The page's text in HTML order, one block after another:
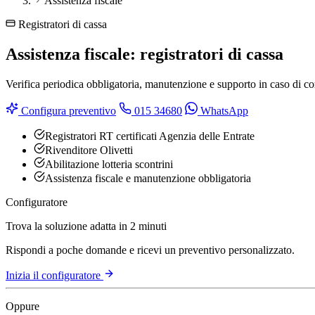
Registratori di cassa
Assistenza fiscale: registratori di cassa
Verifica periodica obbligatoria, manutenzione e supporto in caso di
Configura preventivo 015 34680 WhatsApp
Registratori RT certificati Agenzia delle Entrate
Rivenditore Olivetti
Abilitazione lotteria scontrini
Assistenza fiscale e manutenzione obbligatoria
Configuratore
Trova la soluzione adatta in 2 minuti
Rispondi a poche domande e ricevi un preventivo personalizzato.
Inizia il configuratore
Oppure